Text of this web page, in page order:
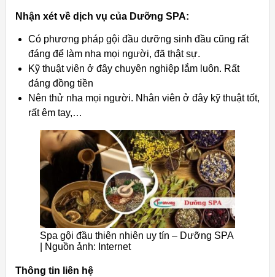
Nhận xét về dịch vụ của Dưỡng SPA:
Có phương pháp gội đầu dưỡng sinh đầu cũng rất
đáng để làm nha mọi người, đã thật sự.
Kỹ thuật viên ở đây chuyên nghiệp lắm luôn. Rất
đáng đồng tiền
Nên thử nha mọi người. Nhân viên ở đây kỹ thuật tốt,
rất êm tay,…
Spa gội đầu thiên nhiên uy tín – Dưỡng SPA
| Nguồn ảnh: Internet
Thông tin liên hệ